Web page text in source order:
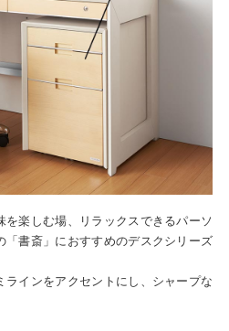
を楽しむ場、リラックスできるパーソ
「書斎」におすすめのデスクシリーズ
ラインをアクセントにし、シャープな